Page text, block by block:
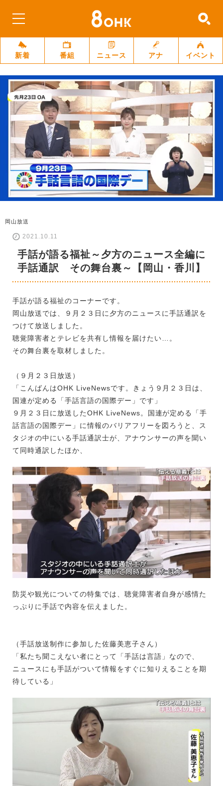
新着 番組 ニュース アナ イベント
岡山放送
2021.10.11
手話が語る福祉～夕方のニュース全編に
手話通訳 その舞台裏～【岡山・香川】
手話が語る福祉のコーナーです。
岡山放送では、９月２３日に夕方のニュースに手話通訳を
つけて放送しました。
聴覚障害者とテレビを共有し情報を届けたい…。
その舞台裏を取材しました。
（９月２３日放送）
「こんばんはOHK LiveNewsです。きょう９月２３日は、
国連が定める「手話言語の国際デー」です」
９月２３日に放送したOHK LiveNews。国連が定める「手
話言語の国際デー」に情報のバリアフリーを図ろうと、ス
タジオの中にいる手話通訳士が、アナウンサーの声を聞い
て同時通訳したほか、
防災や観光についての特集では、聴覚障害者自身が感情た
っぷりに手話で内容を伝えました。
（手話放送制作に参加した佐藤美恵子さん）
「私たち聞こえない者にとって「手話は言語」なので、
ニュースにも手話がついて情報をすぐに知りえることを期
待している」